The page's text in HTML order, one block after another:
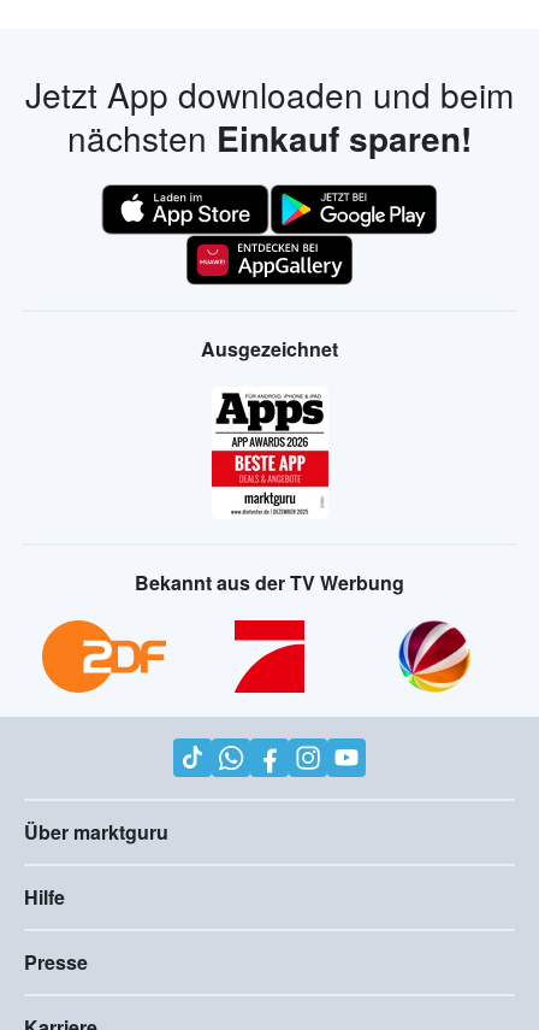
Jetzt App downloaden und beim
nächsten Einkauf sparen!
Ausgezeichnet
Bekannt aus der TV Werbung
Über marktguru
Hilfe
Presse